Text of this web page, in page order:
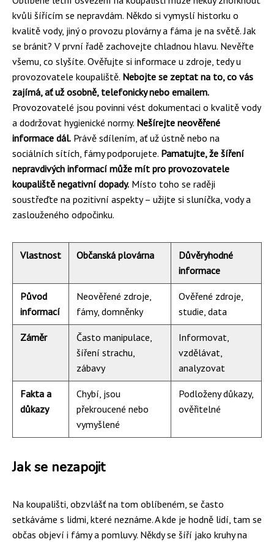
kvůli šířícím se nepravdám. Někdo si vymyslí historku o
kvalitě vody, jiný o provozu plovárny a fáma je na světě. Jak
se bránit? V první řadě zachovejte chladnou hlavu. Nevěřte
všemu, co slyšíte. Ověřujte si informace u zdroje, tedy u
provozovatele koupaliště. Nebojte se zeptat na to, co vás
zajímá, ať už osobně, telefonicky nebo emailem.
Provozovatelé jsou povinni vést dokumentaci o kvalitě vody
a dodržovat hygienické normy. Nešírejte neověřené
informace dál. Právě sdílením, ať už ústně nebo na
sociálních sítích, fámy podporujete. Pamatujte, že šíření
nepravdivých informací může mít pro provozovatele
koupaliště negativní dopady. Místo toho se raději
soustřeďte na pozitivní aspekty – užijte si sluníčka, vody a
zaslouženého odpočinku.
Vlastnost Občanská plovárna
Důvěryhodné
informace
Původ
informací
Neověřené zdroje,
fámy, domněnky
Ověřené zdroje,
studie, data
Záměr
Často manipulace,
šíření strachu,
zábavy
Informovat,
vzdělávat,
analyzovat
Fakta a
důkazy
Chybí, jsou
překroucené nebo
vymyšlené
Podloženy důkazy,
ověřitelné
Jak se nezapojit
Na koupališti, obzvlášť na tom oblíbeném, se často
setkáváme s lidmi, které neznáme. A kde je hodně lidí, tam se
občas objeví i fámy a pomluvy. Někdy se šíří jako kruhy na